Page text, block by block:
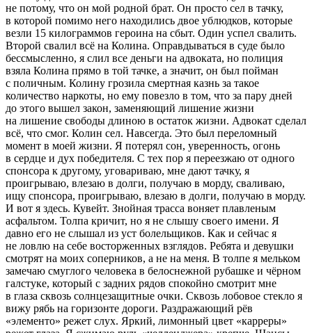
не потому, что он мой родной брат. Он просто сел в тачку,
в которой помимо него находились двое ублюдков, которые
везли 15 килограммов героина на сбыт. Один успел свалить.
Второй свалил всё на Колина. Оправдываться в суде было
бессмысленно, я слил все деньги на адвоката, но полиция
взяла Колина прямо в той тачке, а значит, он был пойман
с поличным. Колину грозила смертная казнь за такое
количество наркоты, но ему повезло в том, что за пару дней
до этого вышел закон, заменяющий лишение жизни
на лишение свободы длиною в остаток жизни. Адвокат сделал
всё, что смог. Колин сел. Навсегда. Это был переломный
момент в моей жизни. Я потерял сон, уверенность, огонь
в сердце и дух победителя. С тех пор я переезжаю от одного
спонсора к другому, уговариваю, мне дают тачку, я
проигрываю, влезаю в долги, получаю в морду, сваливаю,
ищу спонсора, проигрываю, влезаю в долги, получаю в морду.
И вот я здесь. Кувейт. Знойная трасса воняет плавленым
асфальтом. Толпа кричит, но я не слышу своего имени. Я
давно его не слышал из уст болельщиков. Как и сейчас я
не ловлю на себе восторженных взглядов. Ребята и девушки
смотрят на моих соперников, а не на меня. В толпе я мельком
замечаю смуглого человека в белоснежной рубашке и чёрном
галстуке, который с задних рядов спокойно смотрит мне
в глаза сквозь солнцезащитные очки. Сквозь лобовое стекло я
вижу рябь на горизонте дороги. Раздражающий рёв
«элементо» режет слух. Яркий, лимонный цвет «карреры»